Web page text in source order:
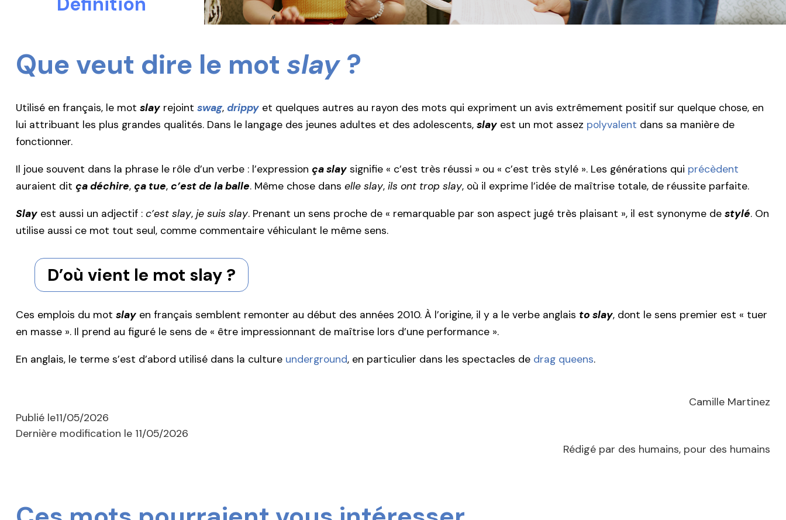
Que veut dire le mot slay?
Utilisé en français, le mot slay rejoint swag, drippy et quelques autres au rayon des mots qui expriment un avis extrêmement positif sur quelque chose, en
lui attribuant les plus grandes qualités. Dans le langage des jeunes adultes et des adolescents, slay est un mot assez polyvalent dans sa manière de
fonctionner.
Il joue souvent dans la phrase le rôle d’un verbe : l’expression ça slay signifie « c’est très réussi » ou « c’est très stylé ». Les générations qui précèdent
auraient dit ça déchire, ça tue, c’est de la balle. Même chose dans elle slay, ils ont trop slay, où il exprime l’idée de maîtrise totale, de réussite parfaite.
Slay est aussi un adjectif : c’est slay, je suis slay. Prenant un sens proche de « remarquable par son aspect jugé très plaisant », il est synonyme de stylé. On
utilise aussi ce mot tout seul, comme commentaire véhiculant le même sens.
D’où vient le mot slay ?
Ces emplois du mot slay en français semblent remonter au début des années 2010. À l’origine, il y a le verbe anglais to slay, dont le sens premier est « tuer
en masse ». Il prend au figuré le sens de « être impressionnant de maîtrise lors d’une performance ».
En anglais, le terme s’est d’abord utilisé dans la culture underground, en particulier dans les spectacles de drag queens.
Camille Martinez
Publié le11/05/2026
Dernière modification le 11/05/2026
Rédigé par des humains, pour des humains